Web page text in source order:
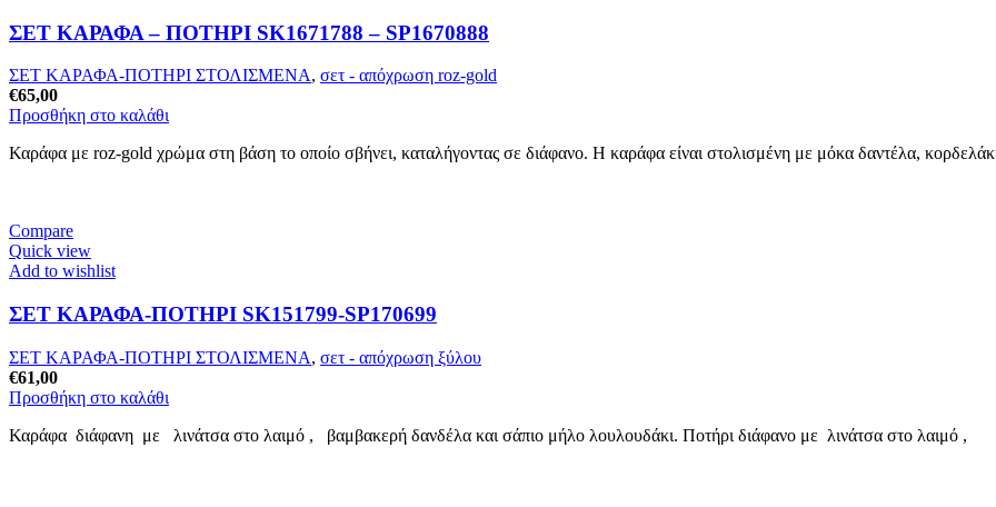
ΣΕΤ ΚΑΡΑΦΑ – ΠΟΤΗΡΙ SK1671788 – SP1670888
ΣΕΤ ΚΑΡΑΦΑ-ΠΟΤΗΡΙ ΣΤΟΛΙΣΜΕΝΑ, σετ - απόχρωση roz-gold
€65,00
Προσθήκη στο καλάθι
Καράφα με roz-gold χρώμα στη βάση το οποίο σβήνει, καταλήγοντας σε διάφανο. H καράφα είναι στολισμένη με μόκα δαντέλα,
Compare
Quick view
Add to wishlist
ΣΕΤ ΚΑΡΑΦΑ-ΠΟΤΗΡΙ SK151799-SP170699
ΣΕΤ ΚΑΡΑΦΑ-ΠΟΤΗΡΙ ΣΤΟΛΙΣΜΕΝΑ, σετ - απόχρωση ξύλου
€61,00
Προσθήκη στο καλάθι
Καράφα διάφανη με λινάτσα στο λαιμό , βαμβακερή δανδέλα και σάπιο μήλο λουλουδάκι. Ποτήρι διάφανο με λινάτσα στο λαιμό ,